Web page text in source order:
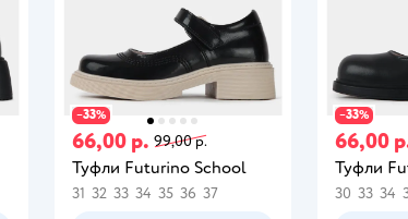
−33%
66,00 р. 99,00 р.
Туфли Futurino School
31 32 33 34 35 36 37
−33%
66,00
Туфли
30 33 34